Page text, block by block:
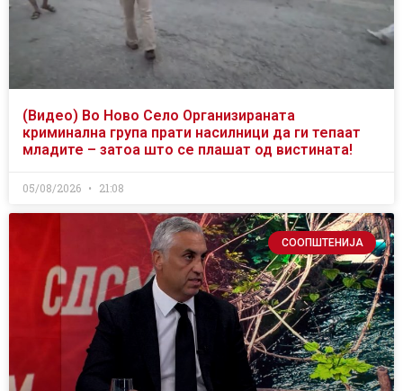
(Видео) Во Ново Село Организираната
криминална група прати насилници да ги тепаат
младите – затоа што се плашат од вистината!
05/08/2026 21:08
СООПШТЕНИЈА